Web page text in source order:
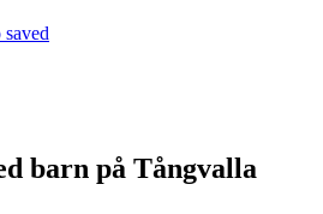
barn på Tångvalla